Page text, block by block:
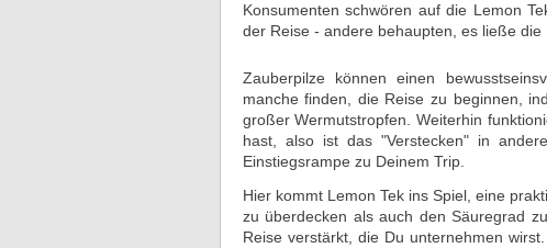
Konsumenten schwören auf die Lemon
der Reise - andere behaupten, es ließe
Zauberpilze können einen
manche finden, die Reise zu beginnen,
großer Wermutstropfen. Weiterhin
hast, also ist das "Verstecken" in
Einstiegsrampe zu Deinem Trip.
Hier kommt Lemon Tek ins Spiel, eine
zu überdecken als auch den Säuregrad
Reise verstärkt, die Du unternehmen